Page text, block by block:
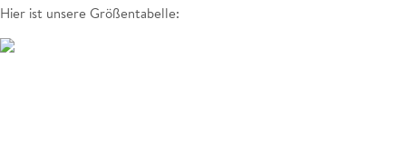
Hier ist unsere Größentabelle: